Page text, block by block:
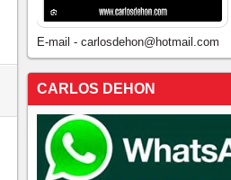
E-mail - carlosdehon@hotmail.com
CARLOS DEHON